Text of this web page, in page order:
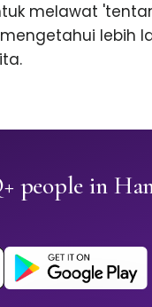
melawat
lebih
people in